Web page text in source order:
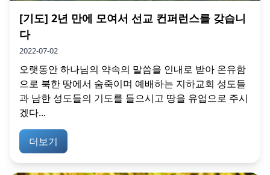
[기도] 2년 만에 모여서 선교 컨퍼런스를 갖습니
다
2022-07-02
오랫동안 하나님의 약속의 말씀을 인내로 받아 온유함
으로 북한 땅에서 숨죽이며 예배하는 지하교회 성도들
과 남한 성도들의 기도를 들으시고 땅을 유업으로 주시
겠다...
더보기